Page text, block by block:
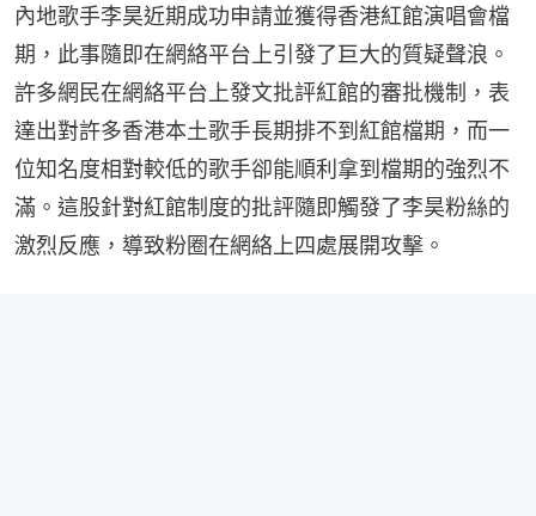
內地歌手李昊近期成功申請並獲得香港紅館演唱會檔
期，此事隨即在網絡平台上引發了巨大的質疑聲浪。
許多網民在網絡平台上發文批評紅館的審批機制，表
達出對許多香港本土歌手長期排不到紅館檔期，而一
位知名度相對較低的歌手卻能順利拿到檔期的強烈不
滿。這股針對紅館制度的批評隨即觸發了李昊粉絲的
激烈反應，導致粉圈在網絡上四處展開攻擊。